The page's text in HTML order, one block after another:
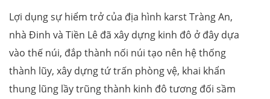
Lợi dụng sự hiểm trở của địa hình karst Tràng An,
nhà Đinh và Tiền Lê đã xây dựng kinh đô ở đây dựa
vào thế núi, đắp thành nối núi tạo nên hệ thống
thành lũy, xây dựng tứ trấn phòng vệ, khai khẩn
thung lũng lầy trũng thành kinh đô tương đối sầm